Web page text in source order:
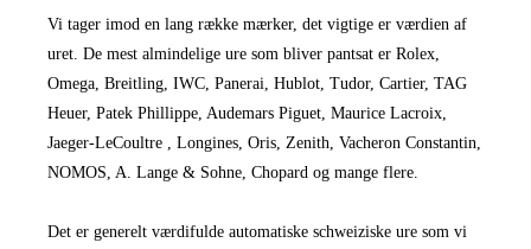
Vi tager imod en lang række mærker, det vigtige er værdien af
uret. De mest almindelige ure som bliver pantsat er Rolex,
Omega, Breitling, IWC, Panerai, Hublot, Tudor, Cartier, TAG
Heuer, Patek Phillippe, Audemars Piguet, Maurice Lacroix,
Jaeger-LeCoultre , Longines, Oris, Zenith, Vacheron Constantin,
NOMOS, A. Lange & Sohne, Chopard og mange flere.
Det er generelt værdifulde automatiske schweiziske ure som vi